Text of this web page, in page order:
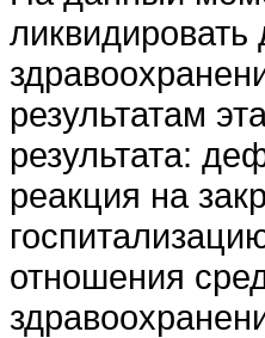
результатам
результата:
реакция на
отношения